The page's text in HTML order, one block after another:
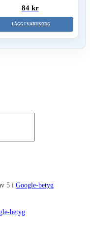
84 kr
LÄGG I VARUKORG
5 i Google-betyg
betyg